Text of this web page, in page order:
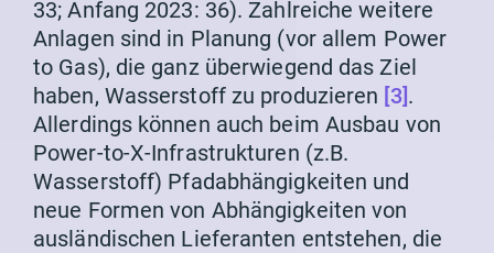
33; Anfang 2023: 36). Zahlreiche weitere
Anlagen sind in Planung (vor allem Power
to Gas), die ganz überwiegend das Ziel
haben, Wasserstoff zu produzieren [3].
Allerdings können auch beim Ausbau von
Power-to-X-Infrastrukturen (z.B.
Wasserstoff) Pfadabhängigkeiten und
neue Formen von Abhängigkeiten von
ausländischen Lieferanten entstehen, die